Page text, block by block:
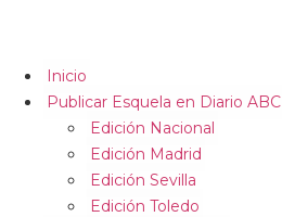
Inicio
Publicar Esquela en Diario ABC
Edición Nacional
Edición Madrid
Edición Sevilla
Edición Toledo